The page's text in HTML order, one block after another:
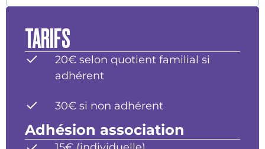
TARIFS
20€ selon quotient familial si
adhérent
30€ si non adhérent
Adhésion association